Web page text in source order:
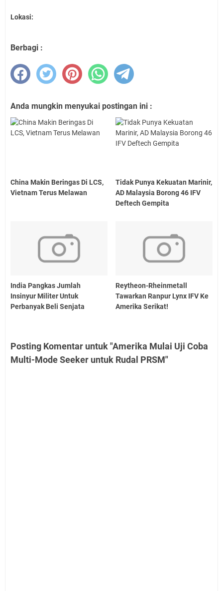
Lokasi:
Berbagi :
Anda mungkin menyukai postingan ini :
China Makin Beringas Di LCS,
Vietnam Terus Melawan
Tidak Punya Kekuatan Marinir,
AD Malaysia Borong 46 IFV
Deftech Gempita
India Pangkas Jumlah
Insinyur Militer Untuk
Perbanyak Beli Senjata
Reytheon-Rheinmetall
Tawarkan Ranpur Lynx IFV Ke
Amerika Serikat!
Posting Komentar untuk "Amerika Mulai Uji Coba
Multi-Mode Seeker untuk Rudal PRSM"